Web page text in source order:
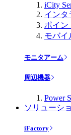
iCity
インタ
ポイン
モバイ
モニタアーム
周辺機器
Power
ソリューシ
iFactory